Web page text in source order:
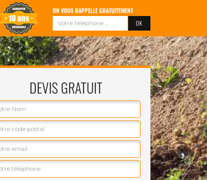
ON VOUS RAPPELLE GRATUITEMENT
DEVIS GRATUIT